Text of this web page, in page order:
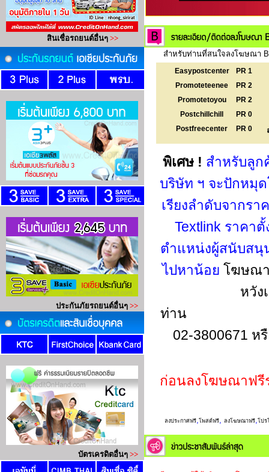
สำหรับท่านที่สนใจลงโฆษณา
Easypostcenter
PR 1
Promoteteenee
PR 2
Promotetoyou
PR 2
Postchillchill
PR 0
Postfreecenter
PR 0
พิเศษ ! สำหรับลูก
บริษัท ฯ จะปักหมุ
เรียงลำดับจากร
Textlink ราคา
ตำแหน่งผู้สนับสนุ
ไปหาน้อย โฆษณา
หวัง
ท่าน
02-3800671 ห
ก่อนลงโฆษณาฟ
ลงประกาศฟรี,โพสต์ฟรี, ลงโฆษณาฟรี,โปร